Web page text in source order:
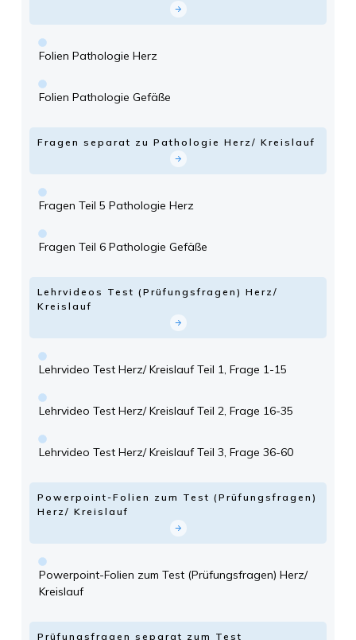
Folien Pathologie Herz
Folien Pathologie Gefäße
Fragen separat zu Pathologie Herz/ Kreislauf
Fragen Teil 5 Pathologie Herz
Fragen Teil 6 Pathologie Gefäße
Lehrvideos Test (Prüfungsfragen) Herz/
Kreislauf
Lehrvideo Test Herz/ Kreislauf Teil 1, Frage 1-15
Lehrvideo Test Herz/ Kreislauf Teil 2, Frage 16-35
Lehrvideo Test Herz/ Kreislauf Teil 3, Frage 36-60
Powerpoint-Folien zum Test (Prüfungsfragen)
Herz/ Kreislauf
Powerpoint-Folien zum Test (Prüfungsfragen) Herz/
Kreislauf
Prüfungsfragen separat zum Test